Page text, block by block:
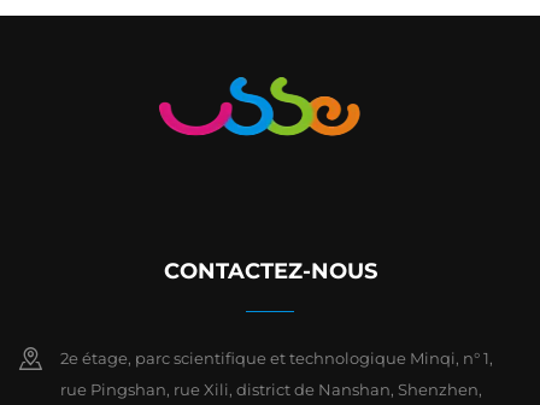
CONTACTEZ-NOUS
2e étage, parc scientifique et technologique Minqi, n° 1,
rue Pingshan, rue Xili, district de Nanshan, Shenzhen,